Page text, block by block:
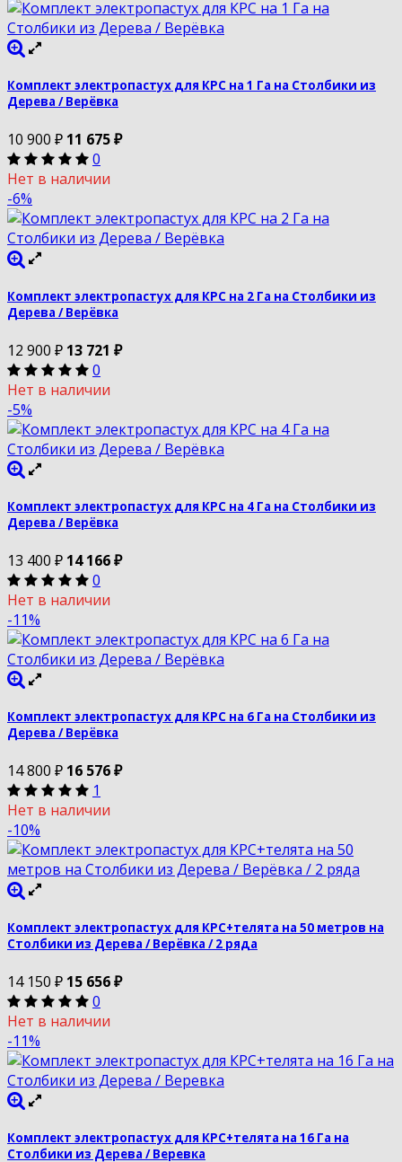
Комплект электропастух для КРС на 1 Га на Столбики из
Дерева / Верёвка
10 900 ₽ 11 675₽
0
Нет в наличии
-6%
Комплект электропастух для КРС на 2 Га на Столбики из
Дерева / Верёвка
12 900 ₽ 13 721 ₽
0
Нет в наличии
-5%
Комплект электропастух для КРС на 4 Га на Столбики из
Дерева / Верёвка
13 400 ₽ 14 166₽
0
Нет в наличии
-11%
Комплект электропастух для КРС на 6 Га на Столбики из
Дерева / Верёвка
14 800 ₽ 16 576₽
1
Нет в наличии
-10%
Комплект электропастух для КРС+телята на 50 метров на
Столбики из Дерева / Верёвка / 2 ряда
14 150 ₽ 15 656₽
0
Нет в наличии
-11%
Комплект электропастух для КРС+телята на 16 Га на
Столбики из Дерева / Веревка